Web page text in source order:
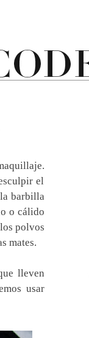
el
barbilla
o cálido
polvos
mates.
lleven
usar